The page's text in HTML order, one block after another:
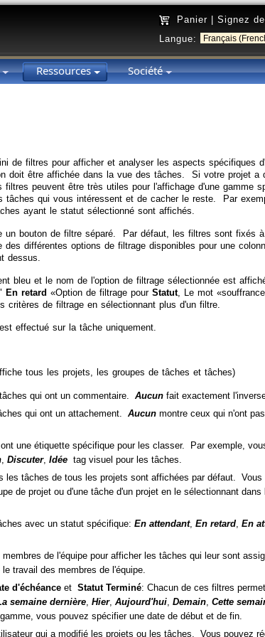
Panier
Signez
Langue:
Ressources Société
de filtres pour afficher et analyser les aspects spécifiques
doit être affichée dans la vue des tâches. Si votre projet a
peuvent être très utiles pour l'affichage d'une gamme
tâches qui vous intéressent et de cacher le reste. Par
ayant le statut sélectionné sont affichés.
un bouton de filtre séparé. Par défaut, les filtres sont fixés
différentes options de filtrage disponibles pour une
dessus.
bleu et le nom de l'option de filtrage sélectionnée est
En retard «Option de filtrage pour Statut, Le mot
de filtrage en sélectionnant plus d'un filtre.
effectué sur la tâche uniquement.
tous les projets, les groupes de tâches et tâches)
qui ont un commentaire. Aucun fait exactement
qui ont un attachement. Aucun montre ceux qui n'ont
une étiquette spécifique pour les classer. Par exemple,
Discuter, Idée tag visuel pour les tâches.
les tâches de tous les projets sont affichées par défaut. Vous
de projet ou d'une tâche d'un projet en le sélectionnant dans
avec un statut spécifique: En attendant, En retard En
de l'équipe pour afficher les tâches qui leur sont
travail des membres de l'équipe.
d'échéance et Statut Terminé: Chacun de ces filtres
semaine dernière Hier, Aujourd'hui Demain Cette
vous pouvez spécifier une date de début et de fin.
qui a modifié les projets ou les tâches. Vous pouvez